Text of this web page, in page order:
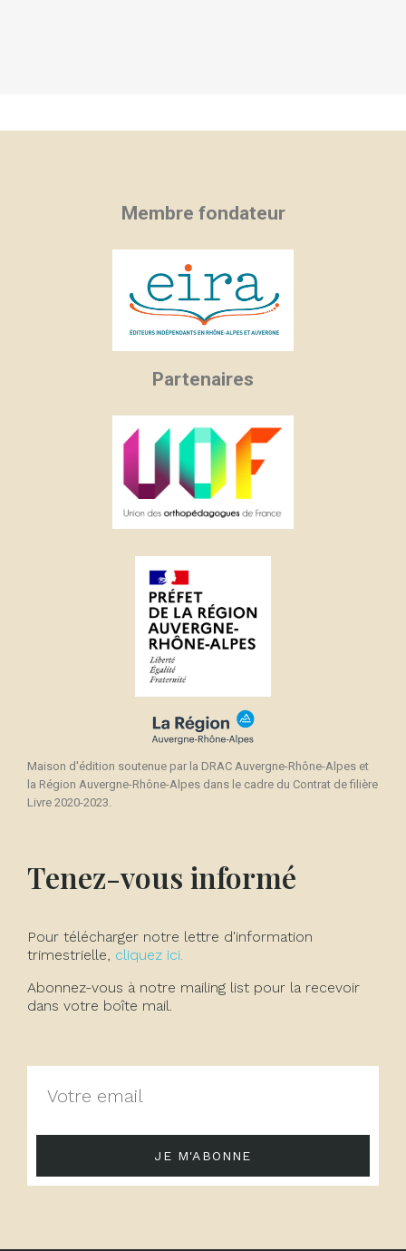
Membre fondateur
Partenaires
Maison d'édition soutenue par la DRAC Auvergne-Rhône-Alpes et
la Région Auvergne-Rhône-Alpes dans le cadre du Contrat de filière
Livre 2020-2023.
Tenez-vous informé
Pour télécharger notre lettre d'information
trimestrielle, cliquez ici.
Abonnez-vous à notre mailing list pour la recevoir
dans votre boîte mail.
JE M'ABONNE